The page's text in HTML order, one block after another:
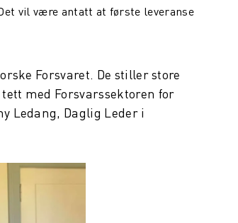
vil være antatt at første leveranse
Forsvaret. De stiller store
med Forsvarssektoren for
Ledang, Daglig Leder i